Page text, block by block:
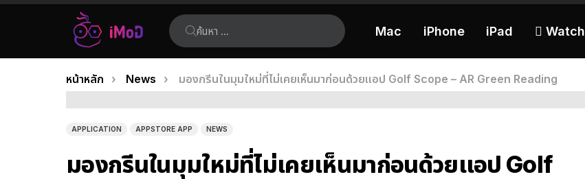
ค้นหา:
Mac iPhone iPad  Watch
เรื่อง
ล่าสุด
คุณอยู่ที่นี่:
หน้าหลัก News มองกรีนในมุมใหม่ที่ไม่เคยเห็นมาก่อนด้วยแอป Golf Scope – AR Green Reading
APPLICATION APPSTORE APP NEWS
มองกรีนในมุมใหม่ที่ไม่เคยเห็นมาก่อนด้วยแอป Golf